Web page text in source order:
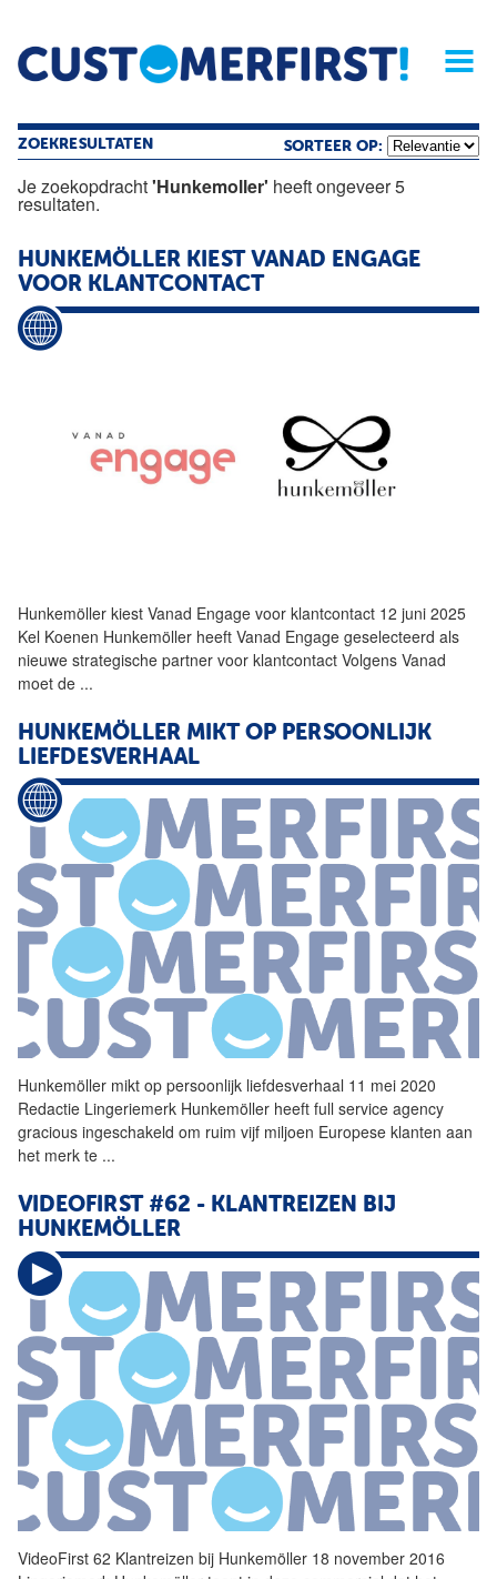
Home Opinie Archief
Magazine
ZOEKRESULTATEN SORTEER OP:
Je zoekopdracht'Hunkemoller' heeft ongeveer 5
resultaten.
HUNKEMÖLLER KIEST VANAD ENGAGE
VOOR KLANTCONTACT
Hunkemöller kiest Vanad Engage voor klantcontact 12 juni 2025
Kel Koenen Hunkemöller heeft Vanad Engage geselecteerd als
nieuwe strategische partner voor klantcontact Volgens Vanad
moet de ...
HUNKEMÖLLER MIKT OP PERSOONLIJK
LIEFDESVERHAAL
Hunkemöller mikt op persoonlijk liefdesverhaal 11 mei 2020
Redactie Lingeriemerk Hunkemöller heeft full service agency
gracious ingeschakeld om ruim vijf miljoen Europese klanten aan
het merk te ...
VIDEOFIRST #62 - KLANTREIZEN BIJ
HUNKEMÖLLER
VideoFirst 62 Klantreizen bij Hunkemöller 18 november 2016